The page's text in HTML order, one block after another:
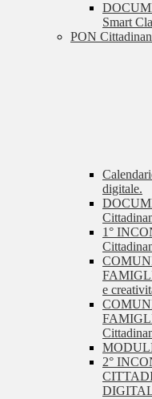
Smart
PON
digitale.
1°
e
MODULI
2°